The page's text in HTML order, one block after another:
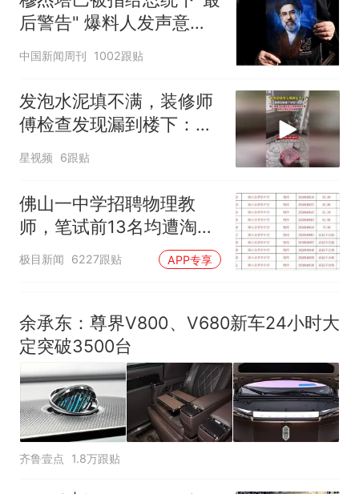
热 那个在床头放菜刀的女孩，
因老师一句“跟我回家”改写了
人生
后警告" 爆料人发声意味
深长
中国新闻周刊 1002跟贴
发泡水泥填不满，装修师
傅检查发现漏到楼下：出
风口未延伸到外墙
星视频 6跟贴
佛山一中学招聘物理教
师，笔试前13名均遭淘
汰？教育局：已叫停招
聘，成立调查组全面核查
极目新闻 6227跟贴 APP专享
余承东：尊界V800、V680新车24小时大
定突破3500台
齐鲁壹点 1.8万跟贴